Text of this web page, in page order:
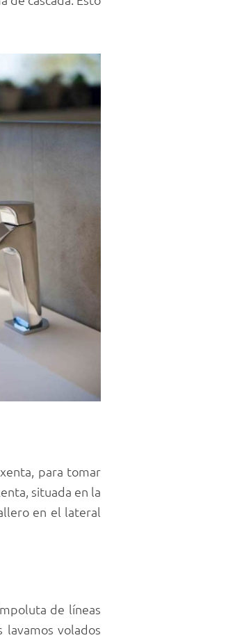
para tomar
situada en la
en el lateral
de líneas
lavamos volados